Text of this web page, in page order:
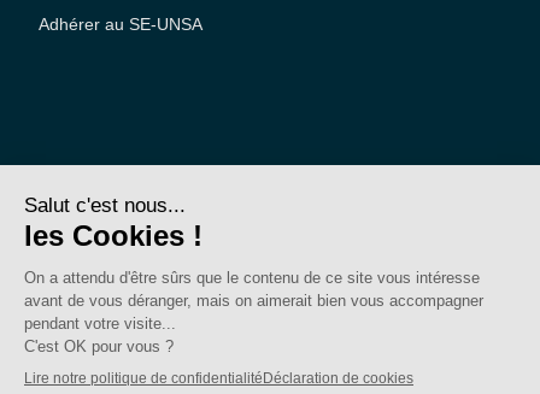
Adhérer au SE-UNSA
SE-Unsa est un syndicat de l’UNSA